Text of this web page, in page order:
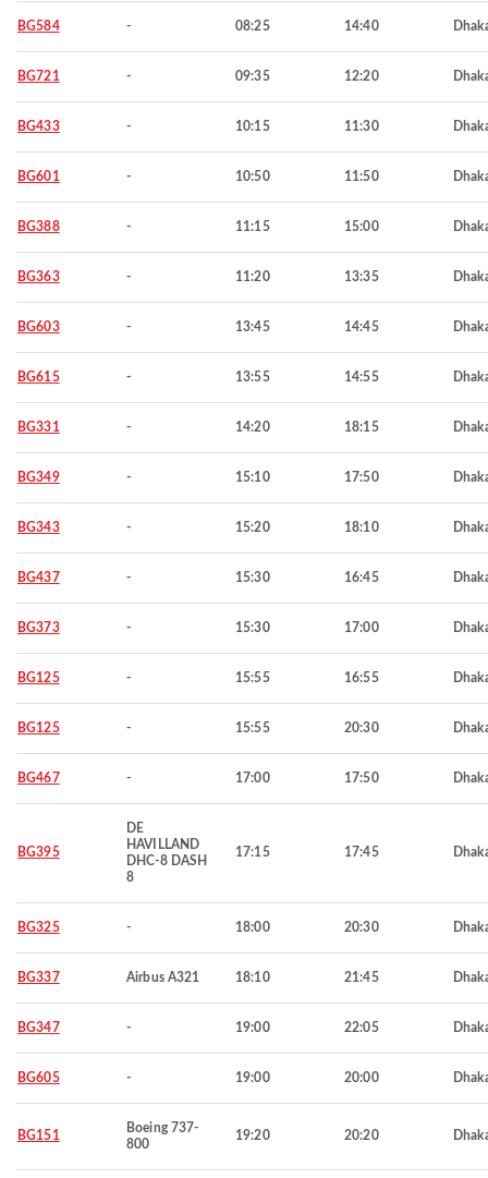
BG584 - 08:25 14:40
BG721 - 09:35 12:20
BG433 - 10:15 11:30
BG601 - 10:50 11:50
BG388 - 11:15 15:00
BG363 - 11:20 13:35
BG603 - 13:45 14:45
BG615 - 13:55 14:55
BG331 - 14:20 18:15
BG349 - 15:10 17:50
BG343 - 15:20 18:10
BG437 - 15:30 16:45
BG373 - 15:30 17:00
BG125 - 15:55 16:55
BG125 - 15:55 20:30
BG467 - 17:00 17:50
BG395
DE
HAVILLAND
DHC-8 DASH
8
17:15 17:45
BG325 - 18:00 20:30
BG337 Airbus A321 18:10 21:45
BG347 - 19:00 22:05
BG605 - 19:00 20:00
BG151
Boeing 737-
800
19:20 20:20